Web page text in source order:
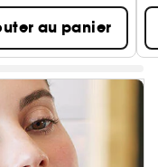
au panier